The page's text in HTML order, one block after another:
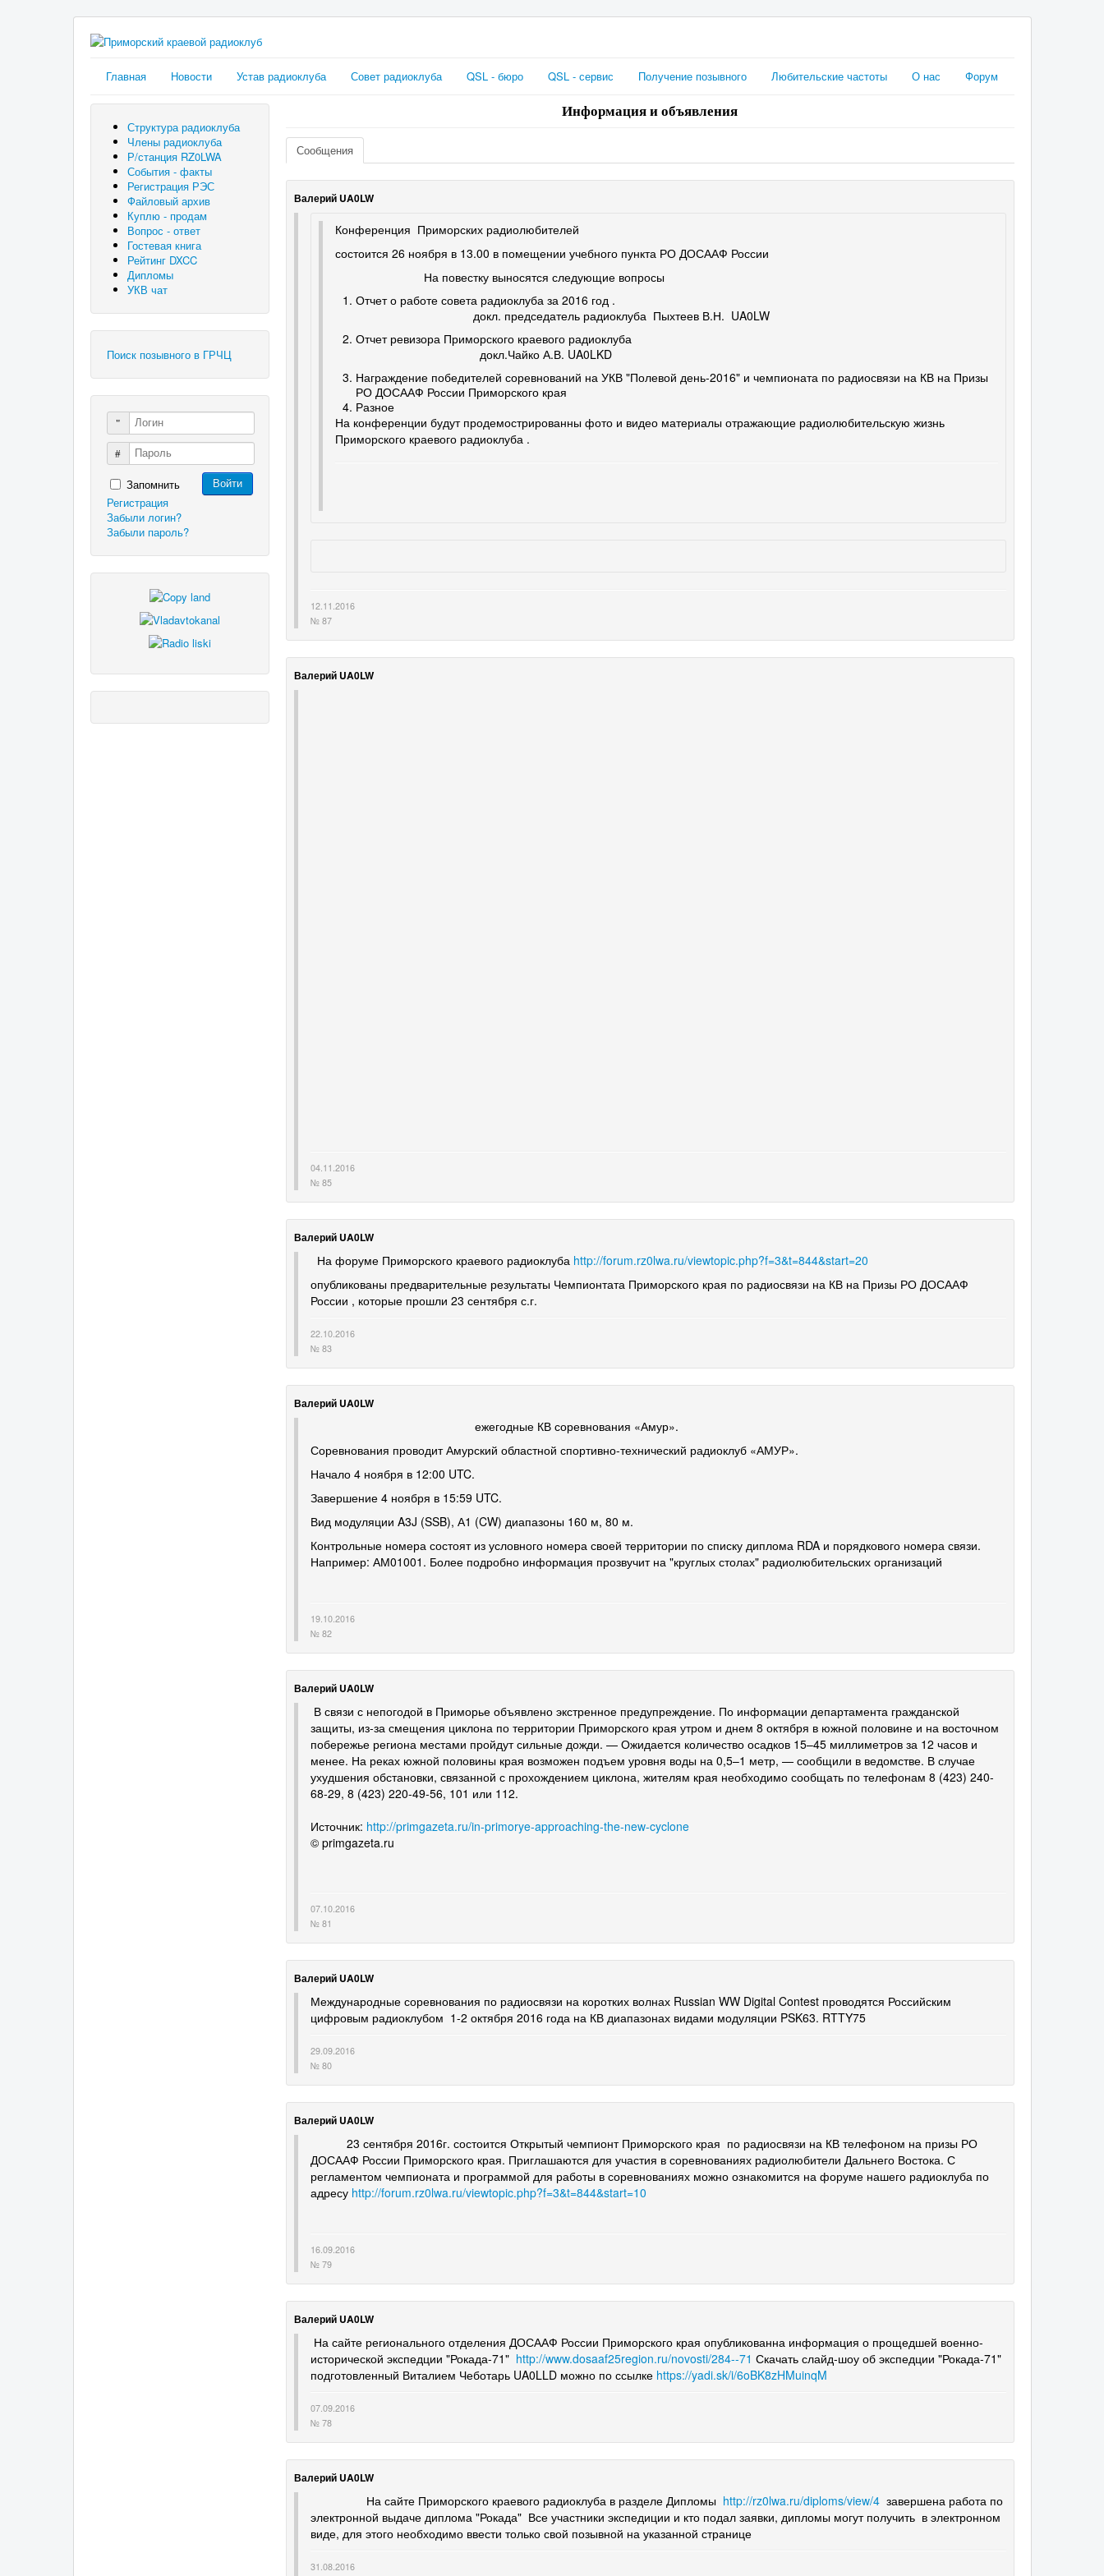
Главная Новости Устав радиоклуба Совет радиоклуба QSL - бюро QSL - сервис Получение позывного Любительские частоты О нас Форум
Структура радиоклуба
Члены радиоклуба
Р/станция RZ0LWA
События - факты
Регистрация РЭС
Файловый архив
Куплю - продам
Вопрос - ответ
Гостевая книга
Рейтинг DXCC
Дипломы
УКВ чат
Поиск позывного в ГРЧЦ
Логин
Пароль
Запомнить Войти
Регистрация
Забыли логин?
Забыли пароль?
Информация и объявления
Сообщения
Валерий UA0LW
Конференция Приморских радиолюбителей
состоится 26 ноября в 13.00 в помещении учебного пункта РО ДОСААФ России
На повестку выносятся следующие вопросы
Отчет о работе совета радиоклуба за 2016 год .
докл. председатель радиоклуба Пыхтеев В.Н. UA0LW
Отчет ревизора Приморского краевого радиоклуба
докл.Чайко А.В. UA0LKD
Награждение победителей соревнований на УКВ "Полевой день-2016" и чемпионата по радиосвязи на КВ на Призы
РО ДОСААФ России Приморского края
Разное
На конференции будут продемострированны фото и видео материалы отражающие радиолюбительскую жизнь
Приморского краевого радиоклуба .
12.11.2016
№ 87
Валерий UA0LW
04.11.2016
№ 85
Валерий UA0LW
На форуме Приморского краевого радиоклуба http://forum.rz0lwa.ru/viewtopic.php?f=3&t=844&start=20
опубликованы предварительные результаты Чемпионтата Приморского края по радиосвязи на КВ на Призы РО ДОСААФ
России , которые прошли 23 сентября с.г.
22.10.2016
№ 83
Валерий UA0LW
ежегодные КВ соревнования «Амур».
Соревнования проводит Амурский областной спортивно-технический радиоклуб «АМУР».
Начало 4 ноября в 12:00 UTC.
Завершение 4 ноября в 15:59 UTC.
Вид модуляции A3J (SSB), А1 (CW) диапазоны 160 м, 80 м.
Контрольные номера состоят из условного номера своей территории по списку диплома RDA и порядкового номера связи.
Например: АМ01001. Более подробно информация прозвучит на "круглых столах" радиолюбительских организаций
19.10.2016
№ 82
Валерий UA0LW
В связи с непогодой в Приморье объявлено экстренное предупреждение. По информации департамента гражданской
защиты, из-за смещения циклона по территории Приморского края утром и днем 8 октября в южной половине и на восточном
побережье региона местами пройдут сильные дожди. — Ожидается количество осадков 15–45 миллиметров за 12 часов и
менее. На реках южной половины края возможен подъем уровня воды на 0,5–1 метр, — сообщили в ведомстве. В случае
ухудшения обстановки, связанной с прохождением циклона, жителям края необходимо сообщать по телефонам 8 (423) 240-
68-29, 8 (423) 220-49-56, 101 или 112.
Источник: http://primgazeta.ru/in-primorye-approaching-the-new-cyclone
© primgazeta.ru
07.10.2016
№ 81
Валерий UA0LW
Международные соревнования по радиосвязи на коротких волнах Russian WW Digital Contest проводятся Российским
цифровым радиоклубом 1-2 октября 2016 года на КВ диапазонах видами модуляции PSK63. RTTY75
29.09.2016
№ 80
Валерий UA0LW
23 сентября 2016г. состоится Открытый чемпионт Приморского края по радиосвязи на КВ телефоном на призы РО
ДОСААФ России Приморского края. Приглашаются для участия в соревнованиях радиолюбители Дальнего Востока. С
регламентом чемпионата и программой для работы в соревнованиях можно ознакомится на форуме нашего радиоклуба по
адресу http://forum.rz0lwa.ru/viewtopic.php?f=3&t=844&start=10
16.09.2016
№ 79
Валерий UA0LW
На сайте регионального отделения ДОСААФ России Приморского края опубликованна информация о прощедшей военно-
исторической экспедции "Рокада-71" http://www.dosaaf25region.ru/novosti/284--71 Скачать слайд-шоу об экспедции "Рокада-71"
подготовленный Виталием Чеботарь UA0LLD можно по ссылке https://yadi.sk/i/6oBK8zHMuinqM
07.09.2016
№ 78
Валерий UA0LW
На сайте Приморского краевого радиоклуба в разделе Дипломы http://rz0lwa.ru/diploms/view/4 завершена работа по
электронной выдаче диплома "Рокада" Все участники экспедиции и кто подал заявки, дипломы могут получить в электронном
виде, для этого необходимо ввести только свой позывной на указанной странице
31.08.2016